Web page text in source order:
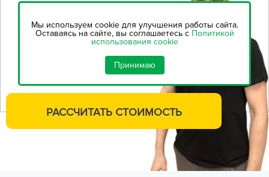
Воспользуйтесь нашим
онлайн-калькулятором,
рассчитать стоимость
РАССЧИТАТЬ СТОИМОСТЬ
Мы используем cookie для улучшения работы сайта.
Оставаясь на сайте, вы соглашаетесь с Политикой
использования cookie
Принимаю